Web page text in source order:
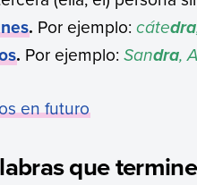
. Por ejemplo:cátedra
. Por ejemplo:Sandra,
en futuro
que